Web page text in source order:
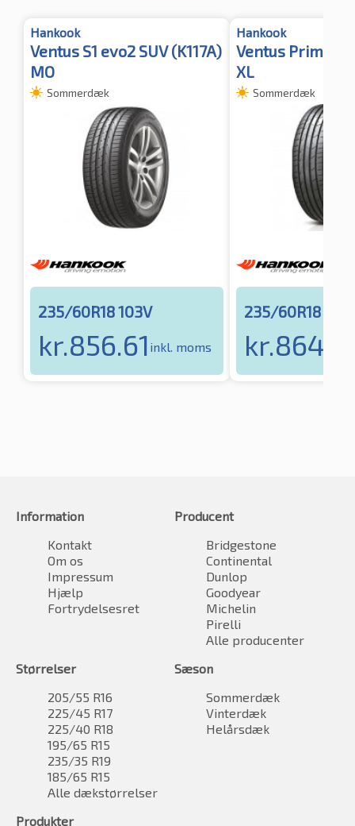
Hankook
Ventus S1 evo2 SUV (K117A)
MO
Sommerdæk
235/60R18 103V
kr.856.61 inkl. moms
Hankook
Ventus Prime 3
XL
Sommerdæk
235/60R18
kr.
Information
Kontakt
Om os
Impressum
Hjælp
Fortrydelsesret
Producent
Bridgestone
Continental
Dunlop
Goodyear
Michelin
Pirelli
Alle producenter
Størrelser
205/55 R16
225/45 R17
225/40 R18
195/65 R15
235/35 R19
185/65 R15
Alle dækstørrelser
Sæson
Sommerdæk
Vinterdæk
Helårsdæk
Produkter